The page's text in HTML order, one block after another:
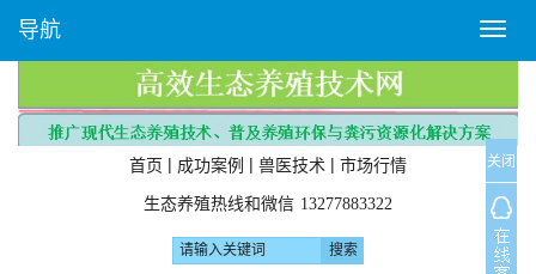
T
o
g
l
e
n
a
v
i
导航
首页 | 成功案例 | 兽医技术 | 市场行情
生态养殖热线和微信 13277883322
关闭